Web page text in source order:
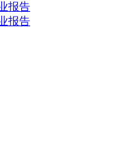
报告
报告